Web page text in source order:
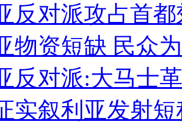
殴打老人 痛下狠手拳打脚踢
全 医生回应
权政治霸凌主义
反对派攻占首
物资短缺 民众
反对派:大马士
实叙利亚发射